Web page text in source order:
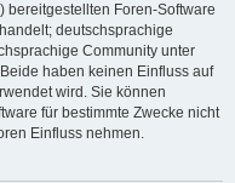
bereitgestellten Foren-Software
deutschsprachige
Community unter
haben keinen Einfluss auf
wird. Sie können
für bestimmte Zwecke nicht
Einfluss nehmen.